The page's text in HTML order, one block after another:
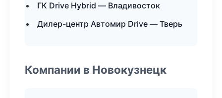
ГК Drive Hybrid — Владивосток
Дилер-центр Автомир Drive — Тверь
Компании в Новокузнецк